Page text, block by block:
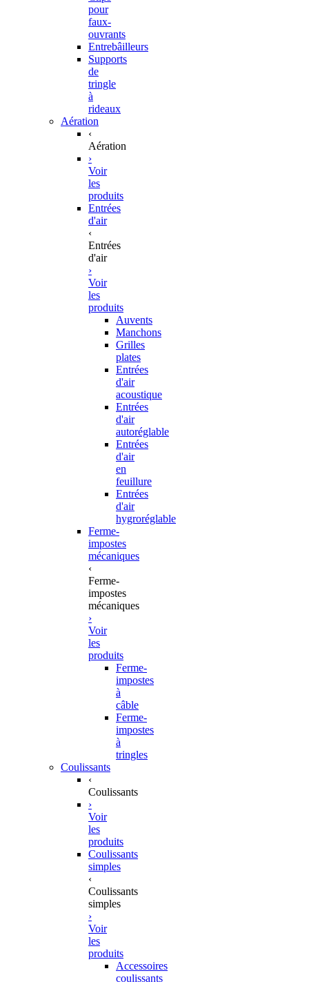
pour
faux-
ouvrants
Entrebâilleurs
Supports
de
tringle
à
rideaux
Aération
‹
Aération
›
Voir
les
produits
Entrées
d'air
‹
Entrées
d'air
›
Voir
les
produits
Auvents
Manchons
Grilles
plates
Entrées
d'air
acoustique
Entrées
d'air
autoréglable
Entrées
d'air
en
feuillure
Entrées
d'air
hygroréglable
Ferme-
impostes
mécaniques
‹
Ferme-
impostes
mécaniques
›
Voir
les
produits
Ferme-
impostes
à
câble
Ferme-
impostes
à
tringles
Coulissants
‹
Coulissants
›
Voir
les
produits
Coulissants
simples
‹
Coulissants
simples
›
Voir
les
produits
Accessoires
coulissants